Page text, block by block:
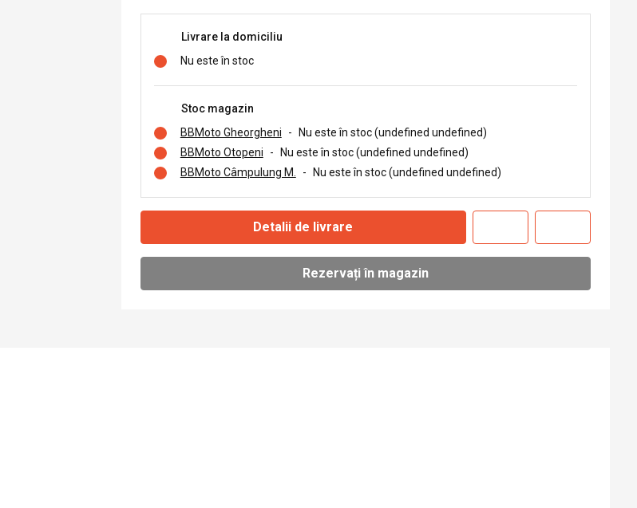
Livrare la domiciliu
Nu este în stoc
Stoc magazin
BBMoto Gheorgheni
-
Nu este în stoc (undefined undefined)
BBMoto Otopeni
-
Nu este în stoc (undefined undefined)
BBMoto Câmpulung M.
- Nu este în stoc (undefined undefined)
Detalii de livrare
Rezervați în magazin